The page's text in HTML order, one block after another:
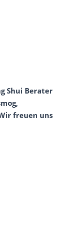
Shui Berater
freuen uns